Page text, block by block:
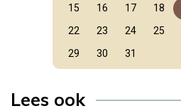
15
16 17 18
22
23 24 25
29
30 31
Lees ook